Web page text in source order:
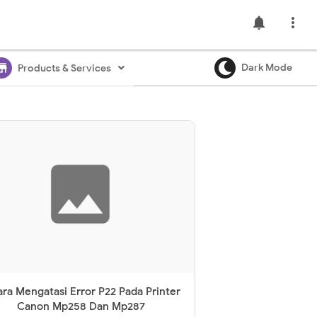

notifications
Products & Services Dark Mode
Mengatasi Error P22 Pada Printer
Canon Mp258 Dan Mp287